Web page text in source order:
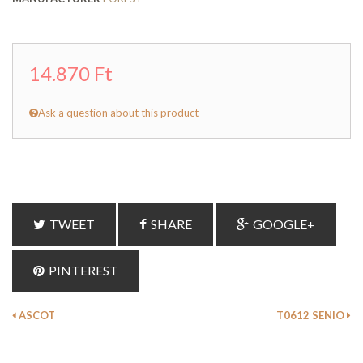
14.870 Ft
Ask a question about this product
TWEET SHARE GOOGLE+
PINTEREST
ASCOT T0612 SENIO